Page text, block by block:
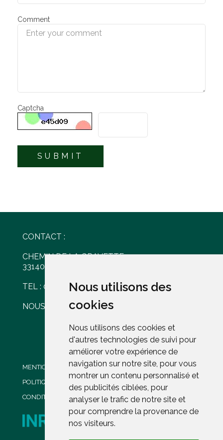
Nous utilisons des
cookies
Nous utilisons des cookies et
d'autres technologies de suivi pour
améliorer votre expérience de
navigation sur notre site, pour vous
montrer un contenu personnalisé et
des publicités ciblées, pour
analyser le trafic de notre site et
pour comprendre la provenance de
nos visiteurs.
Nous utilisons des
cookies
Nous utilisons des cookies et
d'autres technologies de suivi pour
améliorer votre expérience de
navigation sur notre site, pour vous
montrer un contenu personnalisé et
des publicités ciblées, pour
analyser le trafic de notre site et
pour comprendre la provenance de
nos visiteurs.
Comment
Captcha
SUBMIT
CONTACT :
CHEMIN DE LA GRAVETTE
33140 VILLENAVE D'ORNON
TEL : 05 56 30 77 61
NOUS ÉCRIRE
MENTIONS LÉGALES
POLITIQUE DE CONFIDENTIALITÉ
CONDITIONS GENERALES DE VENTE